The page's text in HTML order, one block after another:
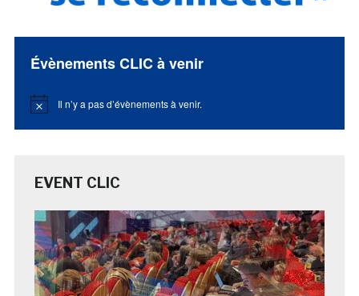
Évènements CLIC à venir
Notice Il n’y a pas d’évènements à venir.
EVENT CLIC